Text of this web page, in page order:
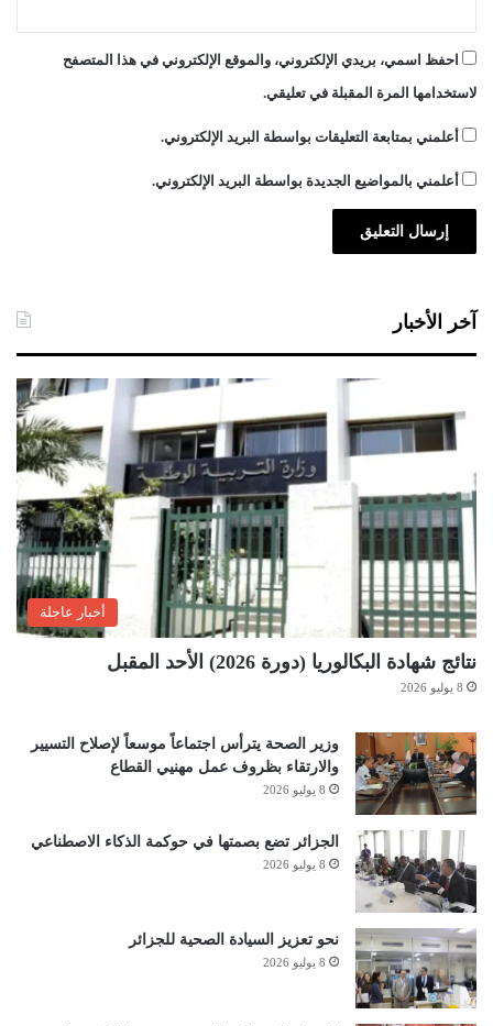
احفظ اسمي، بريدي الإلكتروني، والموقع الإلكتروني في هذا المتصفح
لاستخدامها المرة المقبلة في تعليقي.
أعلمني بمتابعة التعليقات بواسطة البريد الإلكتروني.
أعلمني بالمواضيع الجديدة بواسطة البريد الإلكتروني.
آخر الأخبار
أخبار عاجلة
نتائج شهادة البكالوريا (دورة 2026) الأحد المقبل
8 يوليو 2026
وزير الصحة يترأس اجتماعاً موسعاً لإصلاح التسيير
والارتقاء بظروف عمل مهنيي القطاع
8 يوليو 2026
الجزائر تضع بصمتها في حوكمة الذكاء الاصطناعي
8 يوليو 2026
نحو تعزيز السيادة الصحية للجزائر
8 يوليو 2026